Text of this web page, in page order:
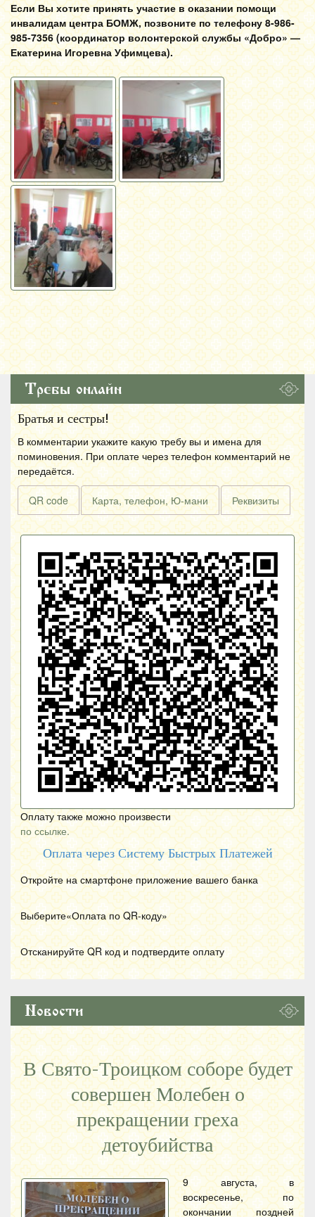
Если Вы хотите принять участие в оказании помощи
инвалидам центра БОМЖ, позвоните по телефону 8-986-
985-7356 (координатор волонтерской службы «Добро» —
Екатерина Игоревна Уфимцева).
Требы онлайн
Братья и сестры!
В комментарии укажите какую требу вы и имена для
поминовения. При оплате через телефон комментарий не
передаётся.
QR code Карта, телефон, Ю-мани Реквизиты
Оплату также можно произвести
по ссылке.
Оплата через Систему Быстрых Платежей
Откройте на смартфоне приложение вашего банка
Выберите«Оплата по QR-коду»
Отсканируйте QR код и подтвердите оплату
Новости
В Свято-Троицком соборе будет
совершен Молебен о
прекращении греха
детоубийства
9 августа, в
воскресенье, по
окончании поздней